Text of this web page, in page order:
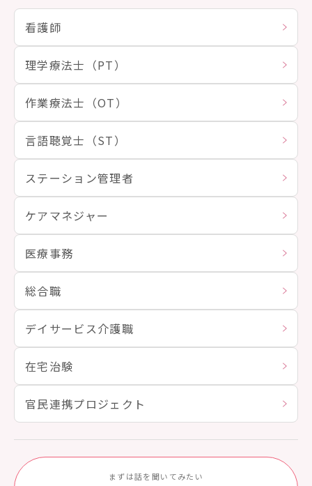
看護師
理学療法士（PT）
作業療法士（OT）
言語聴覚士（ST）
ステーション管理者
ケアマネジャー
医療事務
総合職
デイサービス介護職
在宅治験
官民連携プロジェクト
まずは話を聞いてみたい